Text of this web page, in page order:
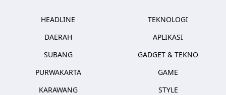
HEADLINE
DAERAH
SUBANG
PURWAKARTA
KARAWANG
TEKNOLOGI
APLIKASI
GADGET & TEKNO
GAME
STYLE